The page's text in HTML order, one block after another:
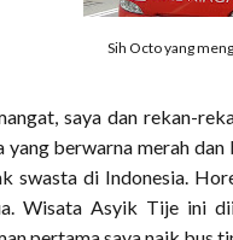
Sih Octo yang
saya dan rekan-
berwarna merah
swasta di Indonesia.
Wisata Asyik Tije ini